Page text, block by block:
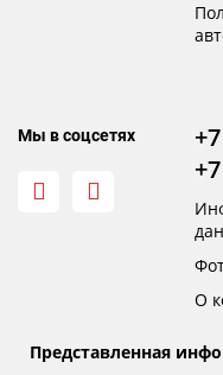
Мы в соцсетях
О
Представленная